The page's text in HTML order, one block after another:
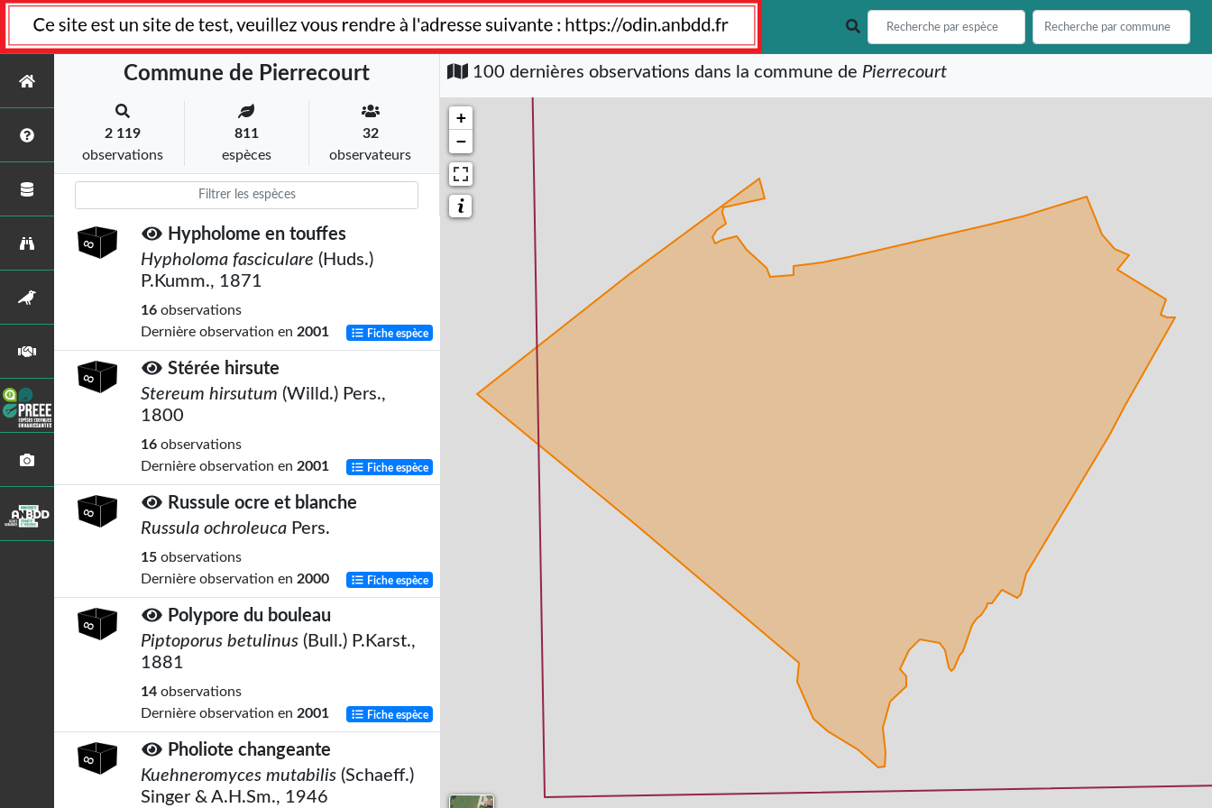
Commune de Pierrecourt
2 119
observations
811
espèces
32
observateurs
Hypholome en touffes
Hypholoma fasciculare (Huds.)
P.Kumm., 1871
16 observations
Dernière observation en 2001 Fiche espèce
Stérée hirsute
Stereum hirsutum (Willd.) Pers.,
1800
16 observations
Dernière observation en 2001 Fiche espèce
Russule ocre et blanche
Russula ochroleuca Pers.
15 observations
Dernière observation en 2000 Fiche espèce
Polypore du bouleau
Piptoporus betulinus (Bull.) P.Karst.,
1881
14 observations
Dernière observation en 2001 Fiche espèce
Pholiote changeante
Kuehneromyces mutabilis (Schaeff.)
Singer & A.H.Sm., 1946
100 dernières observations dans la commune de Pierrecourt
+
−